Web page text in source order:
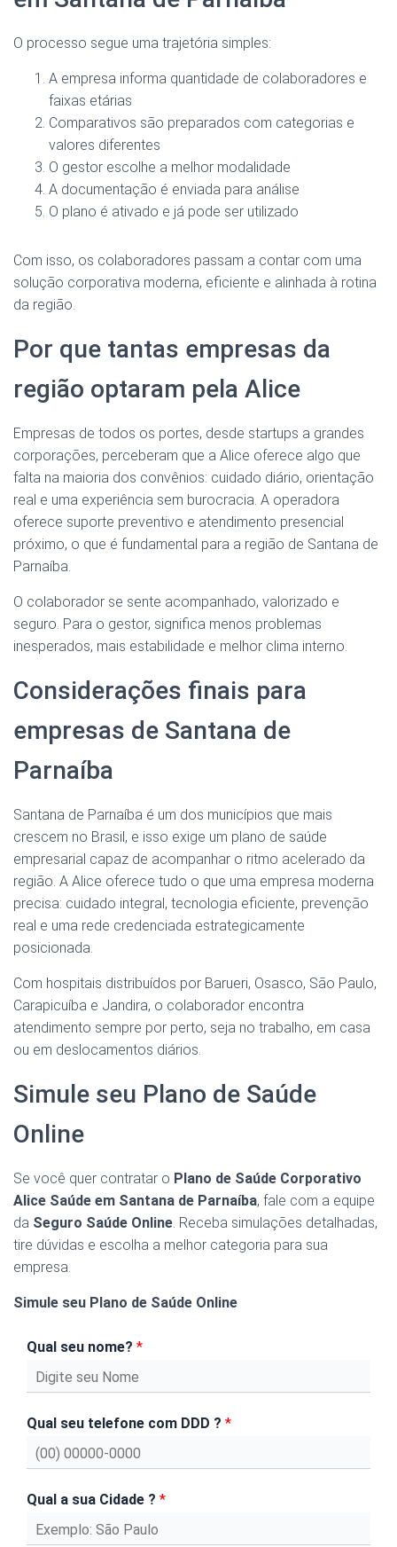
O processo segue uma trajetória simples:
A empresa informa quantidade de colaboradores e
faixas etárias
Comparativos são preparados com categorias e
valores diferentes
O gestor escolhe a melhor modalidade
A documentação é enviada para análise
O plano é ativado e já pode ser utilizado
Com isso, os colaboradores passam a contar com uma
solução corporativa moderna, eficiente e alinhada à rotina
da região.
Por que tantas empresas da
região optaram pela Alice
Empresas de todos os portes, desde startups a grandes
corporações, perceberam que a Alice oferece algo que
falta na maioria dos convênios: cuidado diário, orientação
real e uma experiência sem burocracia. A operadora
oferece suporte preventivo e atendimento presencial
próximo, o que é fundamental para a região de Santana de
Parnaíba.
O colaborador se sente acompanhado, valorizado e
seguro. Para o gestor, significa menos problemas
inesperados, mais estabilidade e melhor clima interno.
Considerações finais para
empresas de Santana de
Parnaíba
Santana de Parnaíba é um dos municípios que mais
crescem no Brasil, e isso exige um plano de saúde
empresarial capaz de acompanhar o ritmo acelerado da
região. A Alice oferece tudo o que uma empresa moderna
precisa: cuidado integral, tecnologia eficiente, prevenção
real e uma rede credenciada estrategicamente
posicionada.
Com hospitais distribuídos por Barueri, Osasco, São Paulo,
Carapicuíba e Jandira, o colaborador encontra
atendimento sempre por perto, seja no trabalho, em casa
ou em deslocamentos diários.
Simule seu Plano de Saúde
Online
Se você quer contratar o Plano de Saúde Corporativo
Alice Saúde em Santana de Parnaíba, fale com a equipe
da Seguro Saúde Online. Receba simulações detalhadas,
tire dúvidas e escolha a melhor categoria para sua
empresa.
Simule seu Plano de Saúde Online
Qual seu nome? *
Qual seu telefone com DDD ? *
Qual a sua Cidade ? *